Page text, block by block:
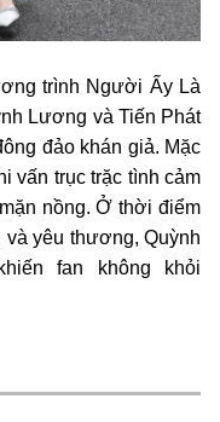
trình Người Ấy Là
Lương và Tiến Phát
đảo khán giả. Mặc
vấn trục trặc tình cảm
nồng. Ở thời điểm
yêu thương, Quỳnh
fan không khỏi